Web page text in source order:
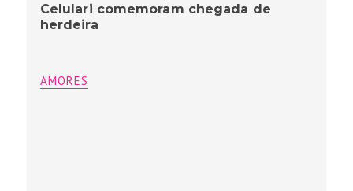
Celulari comemoram chegada de
herdeira
AMORES